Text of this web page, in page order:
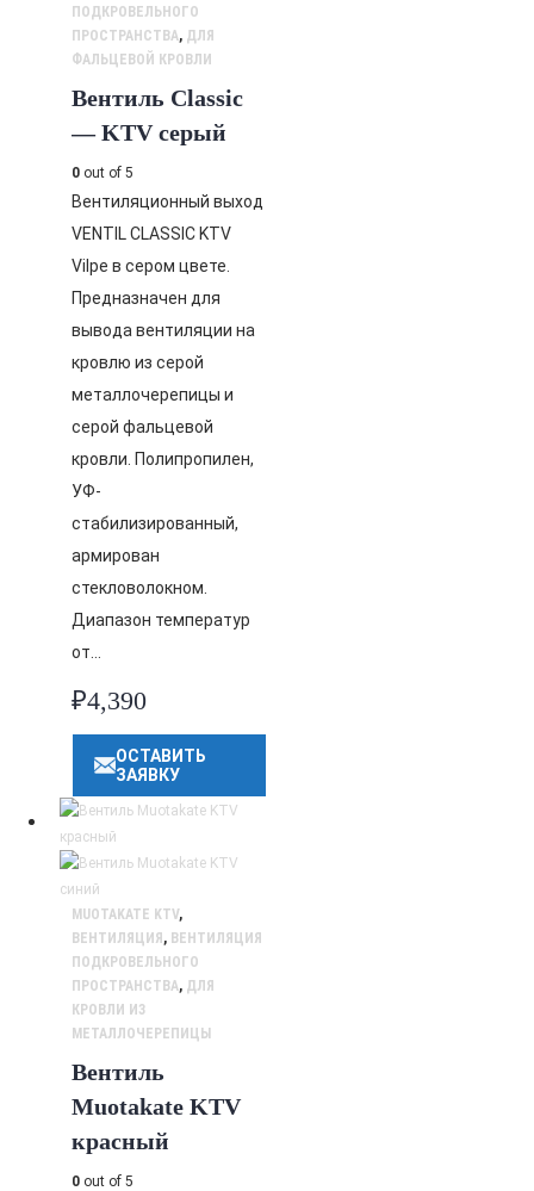
ПОДКРОВЕЛЬНОГО
ПРОСТРАНСТВА, ДЛЯ
ФАЛЬЦЕВОЙ КРОВЛИ
Вентиль Classic
— KTV серый
0 out of 5
Вентиляционный выход
VENTIL CLASSIC KTV
Vilpe в сером цвете.
Предназначен для
вывода вентиляции на
кровлю из серой
металлочерепицы и
серой фальцевой
кровли. Полипропилен,
УФ-
стабилизированный,
армирован
стекловолокном.
Диапазон температур
от…
₽4,390
ОСТАВИТЬ
ЗАЯВКУ
MUOTAKATE KTV,
ВЕНТИЛЯЦИЯ, ВЕНТИЛЯЦИЯ
ПОДКРОВЕЛЬНОГО
ПРОСТРАНСТВА, ДЛЯ
КРОВЛИ ИЗ
МЕТАЛЛОЧЕРЕПИЦЫ
Вентиль
Muotakate KTV
красный
0 out of 5